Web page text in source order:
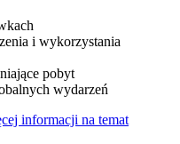
i wykorzystania
pobyt
wydarzeń
informacji na temat